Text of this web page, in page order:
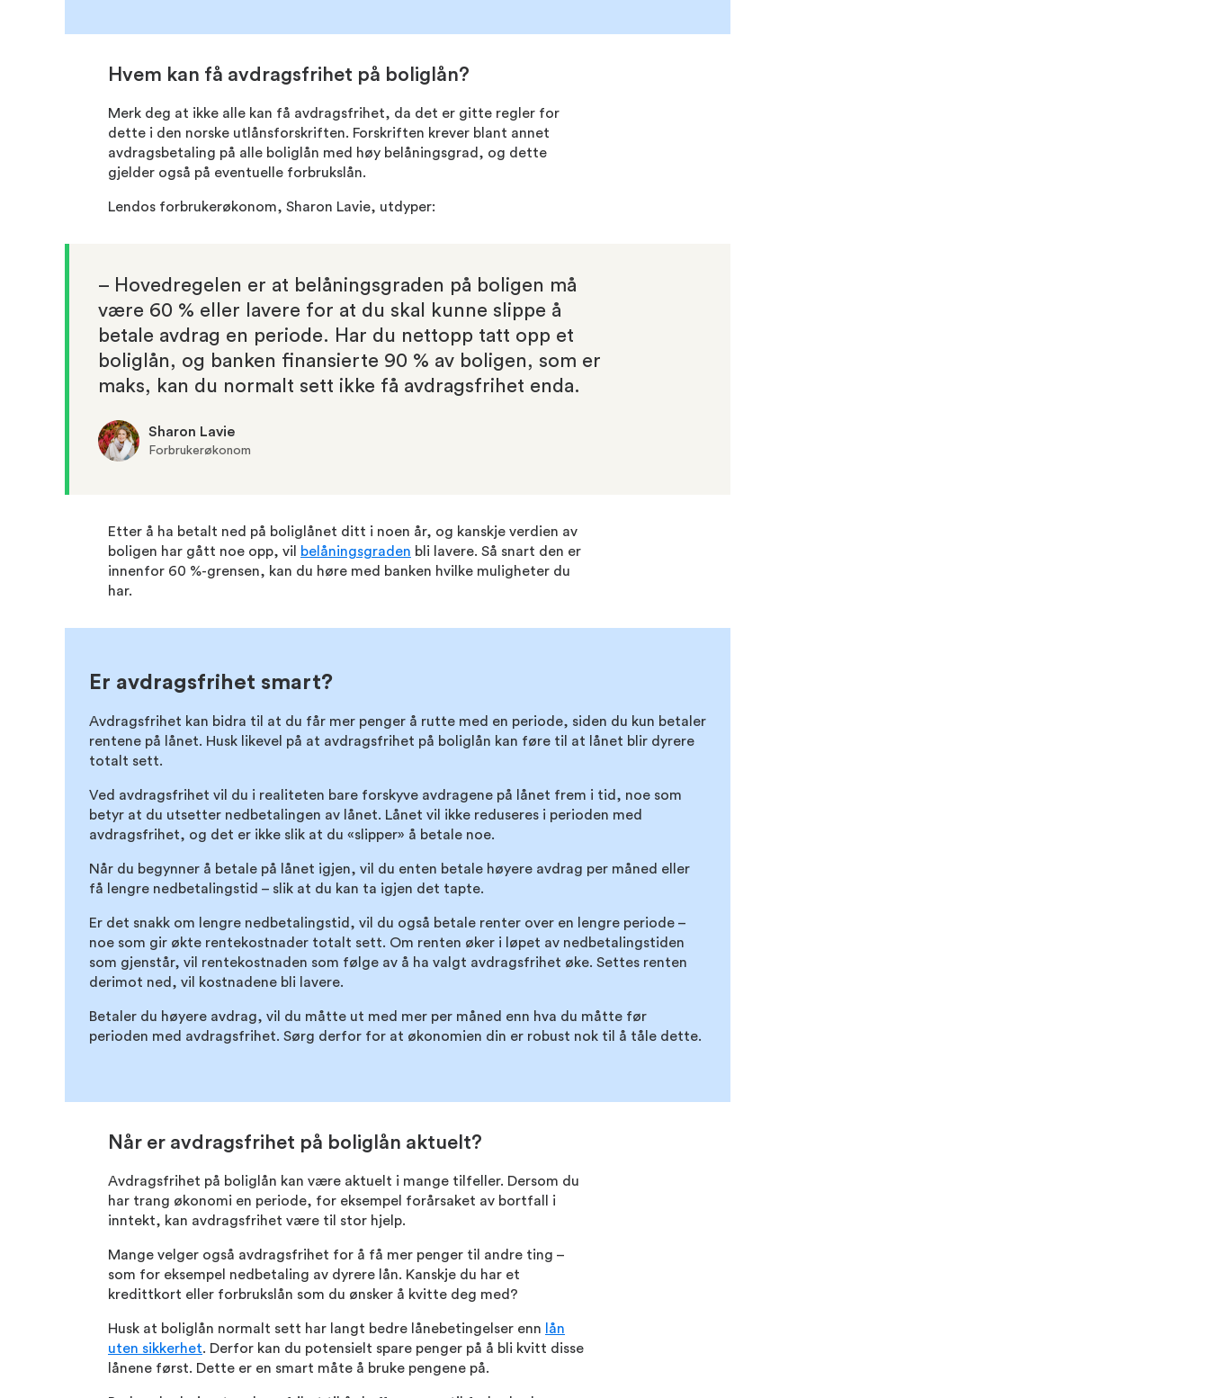
Hvem kan få avdragsfrihet på boliglån?
Merk deg at ikke alle kan få avdragsfrihet, da det er gitte regler for
dette i den norske utlånsforskriften. Forskriften krever blant annet
avdragsbetaling på alle boliglån med høy belåningsgrad, og dette
gjelder også på eventuelle forbrukslån.
Lendos forbrukerøkonom, Sharon Lavie, utdyper:
– Hovedregelen er at belåningsgraden på boligen må
være 60 % eller lavere for at du skal kunne slippe å
betale avdrag en periode. Har du nettopp tatt opp et
boliglån, og banken finansierte 90 % av boligen, som er
maks, kan du normalt sett ikke få avdragsfrihet enda.
Sharon Lavie
Forbrukerøkonom
Etter å ha betalt ned på boliglånet ditt i noen år, og kanskje verdien av
boligen har gått noe opp, vil
belåningsgraden bli lavere. Så snart den er
innenfor 60 %-grensen, kan du høre med banken hvilke muligheter du
har.
Er avdragsfrihet smart?
Avdragsfrihet kan bidra til at du får mer penger å rutte med en periode, siden du kun betaler
rentene på lånet. Husk likevel på at avdragsfrihet på boliglån kan føre til at lånet blir dyrere
totalt sett.
Ved avdragsfrihet vil du i realiteten bare forskyve avdragene på lånet frem i tid, noe som
betyr at du utsetter nedbetalingen av lånet. Lånet vil ikke reduseres i perioden med
avdragsfrihet, og det er ikke slik at du «slipper» å betale noe.
Når du begynner å betale på lånet igjen, vil du enten betale høyere avdrag per måned eller
få lengre nedbetalingstid – slik at du kan ta igjen det tapte.
Er det snakk om lengre nedbetalingstid, vil du også betale renter over en lengre periode –
noe som gir økte rentekostnader totalt sett. Om renten øker i løpet av nedbetalingstiden
som gjenstår, vil rentekostnaden som følge av å ha valgt avdragsfrihet øke. Settes renten
derimot ned, vil kostnadene bli lavere.
Betaler du høyere avdrag, vil du måtte ut med mer per måned enn hva du måtte før
perioden med avdragsfrihet. Sørg derfor for at økonomien din er robust nok til å tåle dette.
Når er avdragsfrihet på boliglån aktuelt?
Avdragsfrihet på boliglån kan være aktuelt i mange tilfeller. Dersom du
har trang økonomi en periode, for eksempel forårsaket av bortfall i
inntekt, kan avdragsfrihet være til stor hjelp.
Mange velger også avdragsfrihet for å få mer penger til andre ting –
som for eksempel nedbetaling av dyrere lån. Kanskje du har et
kredittkort eller forbrukslån som du ønsker å kvitte deg med?
Husk at boliglån normalt sett har langt bedre lånebetingelser enn
lån
uten sikkerhet. Derfor kan du potensielt spare penger på å bli kvitt disse
lånene først. Dette er en smart måte å bruke pengene på.